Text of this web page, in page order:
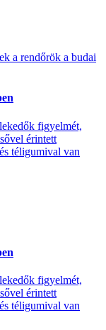
a rendőrök a budai
figyelmét,
érintett
téligumival van
figyelmét,
érintett
téligumival van